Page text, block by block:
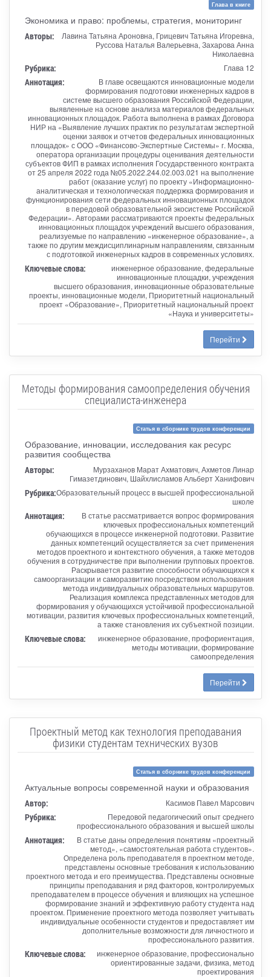
Глава в книге
Экономика и право: проблемы, стратегия, мониторинг
Авторы:
Лавина Татьяна Ароновна, Грицевич Татьяна Игоревна,
Руссова Наталья Валерьевна, Захарова Анна
Николаевна
Рубрика: Глава 12
Аннотация:
В главе освещаются инновационные модели
формирования подготовки инженерных кадров в
системе высшего образования Российской Федерации,
выявленные на основе анализа материалов федеральных
инновационных площадок. Работа выполнена в рамках Договора
НИР на «Выявление лучших практик по результатам экспертной
оценки заявок и отчетов федеральных инновационных
площадок» с ООО «Финансово-Экспертные Системы» г. Москва,
оператора организации процедуры оценивания деятельности
субъектов ФИП в рамках исполнения Государственного контракта
от 25 апреля 2022 года №05.2022.244.02.003.021 на выполнение
работ (оказание услуг) по проекту «Информационно-
аналитическая и технологическая поддержка формирования и
функционирования сети федеральных инновационных площадок
в передовой образовательной экосистеме Российской
Федерации». Авторами рассматриваются проекты федеральных
инновационных площадок учреждений высшего образования,
реализуемые по направлению «инженерное образование», а
также по другим междисциплинарным направлениям, связанным
с подготовкой инженерных кадров в современных условиях.
Ключевые слова:
инженерное образование, федеральные
инновационные площадки, учреждения
высшего образования, инновационные образовательные
проекты, инновационные модели, Приоритетный национальный
проект «Образование», Приоритетный национальный проект
«Наука и университеты»
Перейти
Методы формирования самоопределения обучения
специалиста-инженера
Статья в сборнике трудов конференции
Образование, инновации, исследования как ресурс
развития сообщества
Авторы:
Мурзаханов Марат Ахматович, Ахметов Линар
Гимазетдинович, Шайхлисламов Альберт Ханифович
Рубрика:Образовательный процесс в высшей профессиональной
школе
Аннотация:
В статье рассматривается вопрос формирования
ключевых профессиональных компетенций
обучающихся в процессе инженерной подготовки. Развитие
данных компетенций осуществляется за счет применения
методов проектного и контекстного обучения, а также методов
обучения в сотрудничестве при выполнении групповых проектов.
Раскрывается развитие способности обучающихся к
самоорганизации и саморазвитию посредством использования
метода индивидуальных образовательных маршрутов.
Реализация комплекса представленных методов для
формирования у обучающихся устойчивой профессиональной
мотивации, развития ключевых профессиональных компетенций,
а также становления их субъектной позиции.
Ключевые слова:
инженерное образование, профориентация,
методы мотивации, формирование
самоопределения
Перейти
Проектный метод как технология преподавания
физики студентам технических вузов
Статья в сборнике трудов конференции
Актуальные вопросы современной науки и образования
Автор: Касимов Павел Марсович
Рубрика:
Передовой педагогический опыт среднего
профессионального образования и высшей школы
Аннотация:
В статье даны определения понятиям «проектный
метод», «самостоятельная работа студентов».
Определена роль преподавателя в проектном методе,
представлены основные требования к использованию
проектного метода и его преимущества. Представлены основные
принципы преподавания и ряд факторов, контролируемых
преподавателем в процессе обучения и влияющих на успешное
формирование знаний и эффективную работу студента над
проектом. Применение проектного метода позволяет учитывать
индивидуальные особенности студентов и предоставляет им
дополнительные возможности для личностного и
профессионального развития.
Ключевые слова:
инженерное образование, профессионально
ориентированные задачи, физика, метод
проектирования